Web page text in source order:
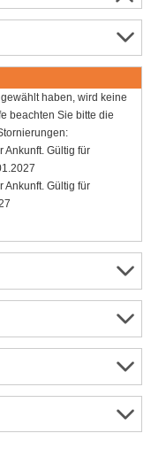
haben, wird keine
beachten Sie bitte die
Ankunft. Gültig für
Ankunft. Gültig für